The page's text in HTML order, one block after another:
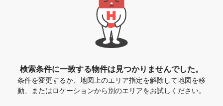
検索条件に一致する物件は見つかりませんでした。
条件を変更するか、地図上のエリア指定を解除して地図を移
動、またはロケーションから別のエリアをお試しください。